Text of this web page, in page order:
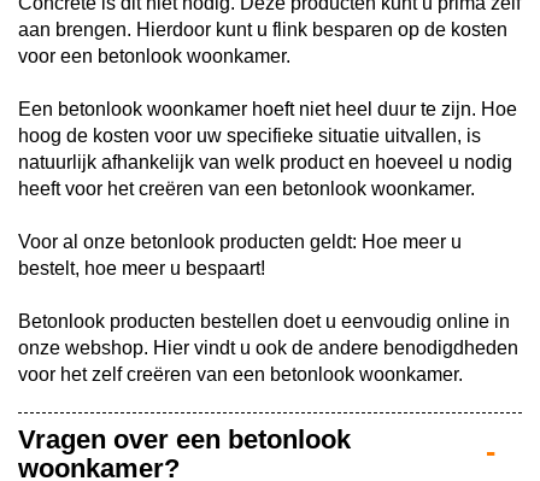
aan brengen. Hierdoor kunt u flink besparen op de kosten
voor een betonlook woonkamer.
Een betonlook woonkamer hoeft niet heel duur te zijn. Hoe
hoog de kosten voor uw specifieke situatie uitvallen, is
natuurlijk afhankelijk van welk product en hoeveel u nodig
heeft voor het creëren van een betonlook woonkamer.
Voor al onze betonlook producten geldt: Hoe meer u
bestelt, hoe meer u bespaart!
Betonlook producten bestellen doet u eenvoudig online in
onze webshop. Hier vindt u ook de andere benodigdheden
voor het zelf creëren van een betonlook woonkamer.
Vragen over een betonlook
woonkamer?